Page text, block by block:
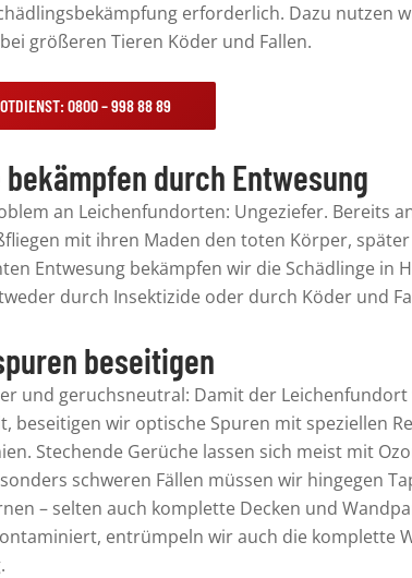
erforderlich. Dazu nutzen
größeren Tieren Köder und Fallen.
0800 – 998 88 89
durch Entwesung
an Leichenfundorten: Ungeziefer. Bereits
mit ihren Maden den toten Körper,
Entwesung bekämpfen wir die Schädlinge in
durch Insektizide oder durch Köder und
beseitigen
und geruchsneutral: Damit der Leichenfundort
beseitigen wir optische Spuren mit speziellen
. Stechende Gerüche lassen sich meist mit
schweren Fällen müssen wir hingegen
– selten auch komplette Decken und
entrümpeln wir auch die komplette